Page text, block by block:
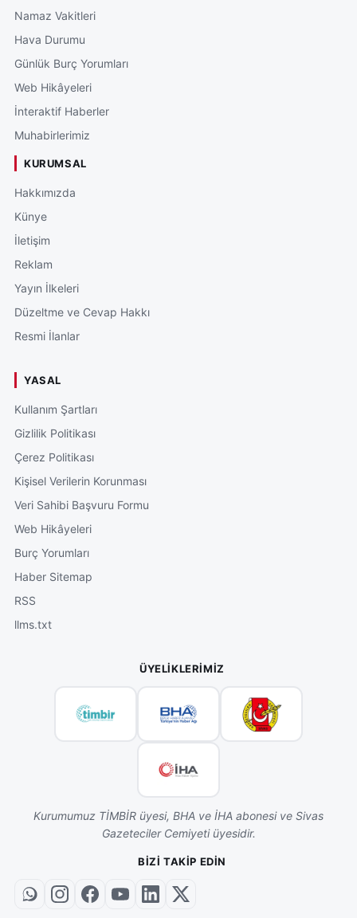
Namaz Vakitleri
Hava Durumu
Günlük Burç Yorumları
Web Hikâyeleri
İnteraktif Haberler
Muhabirlerimiz
KURUMSAL
Hakkımızda
Künye
İletişim
Reklam
Yayın İlkeleri
Düzeltme ve Cevap Hakkı
Resmi İlanlar
YASAL
Kullanım Şartları
Gizlilik Politikası
Çerez Politikası
Kişisel Verilerin Korunması
Veri Sahibi Başvuru Formu
Web Hikâyeleri
Burç Yorumları
Haber Sitemap
RSS
llms.txt
ÜYELIKLERIMIZ
Kurumumuz TİMBİR üyesi, BHA ve İHA abonesi ve Sivas
Gazeteciler Cemiyeti üyesidir.
BIZI TAKIP EDIN